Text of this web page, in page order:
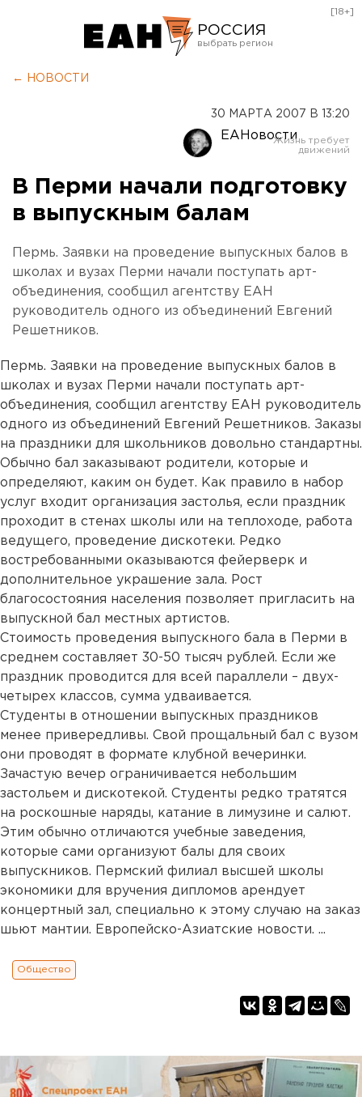
РОССИЯ
Оренбург
[18+]
← НОВОСТИ
30 МАРТА 2007 В 13:20
ЕАНовости
В Перми начали подготовку
в выпускным балам
Пермь. Заявки на проведение выпускных балов в
школах и вузах Перми начали поступать арт-
объединения, сообщил агентству ЕАН
руководитель одного из объединений Евгений
Решетников.
Пермь. Заявки на проведение выпускных балов в
школах и вузах Перми начали поступать арт-
объединения, сообщил агентству ЕАН руководитель
одного из объединений Евгений Решетников. Заказы
на праздники для школьников довольно стандартны.
Обычно бал заказывают родители, которые и
определяют, каким он будет. Как правило в набор
услуг входит организация застолья, если праздник
проходит в стенах школы или на теплоходе, работа
ведущего, проведение дискотеки. Редко
востребованными оказываются фейерверк и
дополнительное украшение зала. Рост
благосостояния населения позволяет пригласить на
выпускной бал местных артистов.
Стоимость проведения выпускного бала в Перми в
среднем составляет 30-50 тысяч рублей. Если же
праздник проводится для всей параллели – двух-
четырех классов, сумма удваивается.
Студенты в отношении выпускных праздников
менее привередливы. Свой прощальный бал с вузом
они проводят в формате клубной вечеринки.
Зачастую вечер ограничивается небольшим
застольем и дискотекой. Студенты редко тратятся
на роскошные наряды, катание в лимузине и салют.
Этим обычно отличаются учебные заведения,
которые сами организуют балы для своих
выпускников. Пермский филиал высшей школы
экономики для вручения дипломов арендует
концертный зал, специально к этому случаю на заказ
шьют мантии. Европейско-Азиатские новости. ...
Общество